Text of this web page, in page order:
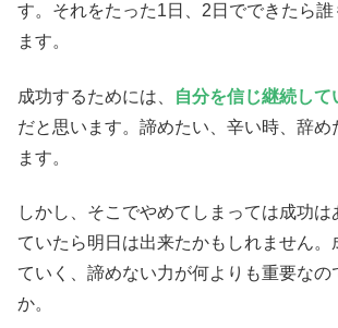
す。それをたった1日、2日でできたら
ます。
成功するためには、 自分を信じ継続して
だと思います。諦めたい、辛い時、辞め
ます。
しかし、そこでやめてしまっては成功は
ていたら明日は出来たかもしれません。
ていく、諦めない力が何よりも重要なの
か。